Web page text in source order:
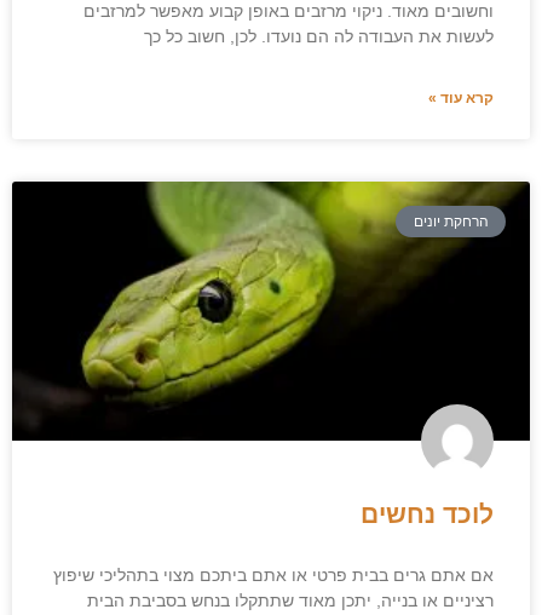
וחשובים מאוד. ניקוי מרזבים באופן קבוע מאפשר למרזבים
לעשות את העבודה לה הם נועדו. לכן, חשוב כל כך
קרא עוד »
הרחקת יונים
לוכד נחשים
אם אתם גרים בבית פרטי או אתם ביתכם מצוי בתהליכי שיפוץ
רציניים או בנייה, יתכן מאוד שתתקלו בנחש בסביבת הבית